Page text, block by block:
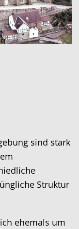
sind stark
Struktur
ehemals um